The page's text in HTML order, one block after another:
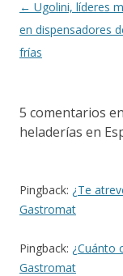
Navegación
de
entradas
← Ugolini, líderes
en dispensadores
frías
5 comentarios
heladerías en
Pingback: ¿Te
Gastromat
Pingback: ¿Cuánto
Gastromat